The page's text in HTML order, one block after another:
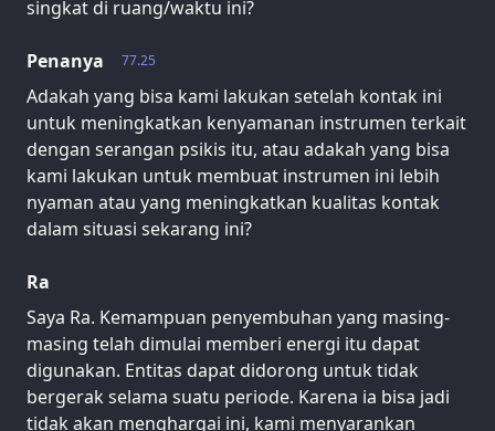
singkat di ruang/waktu ini?
77.25
Penanya
Adakah yang bisa kami lakukan setelah kontak ini
untuk meningkatkan kenyamanan instrumen terkait
dengan serangan psikis itu, atau adakah yang bisa
kami lakukan untuk membuat instrumen ini lebih
nyaman atau yang meningkatkan kualitas kontak
dalam situasi sekarang ini?
Ra
Saya Ra. Kemampuan penyembuhan yang masing-
masing telah dimulai memberi energi itu dapat
digunakan. Entitas dapat didorong untuk tidak
bergerak selama suatu periode. Karena ia bisa jadi
tidak akan menghargai ini, kami menyarankan